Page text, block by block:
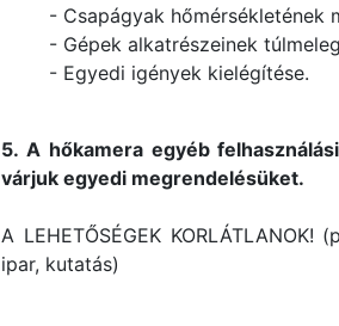
- Csapágyak hőmérsékletének
- Gépek alkatrészeinek
- Egyedi igények kielégítése.
5. A hőkamera egyéb
várjuk egyedi megrendelésüket.
A LEHETŐSÉGEK KORLÁTLANOK!
ipar, kutatás)